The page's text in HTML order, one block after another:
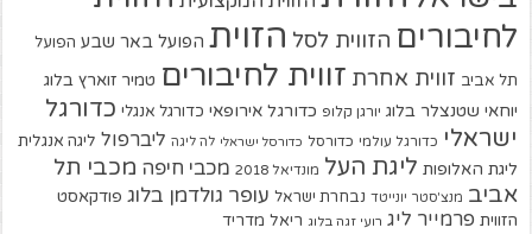
לחיבורים הזווית לסל הזוית הפועל באר שבע הפועל
תל אביב זווית אחרת זווית לחיבורים טמיר זוארץ בלוג
יוחאי שטנצלר בלוג יורגן קלופ כדורגל אירופאי כדורגל אנגלי כדורגל
ישראלי כדורגל עולמי כדורסל כדורסל ישראלי לה ליגה ליברפול ליגה אנגלית
ליגת האלופות ליגת העל מונדיאל 2018 מכבי חיפה מכבי תל
אביב מנצ'סטר יונייטד נבחרת ישראל עופר גולדמן בלוג פודקאסט
הזווית פרמייר ליג רועי זגה בלוג ריאל מדריד